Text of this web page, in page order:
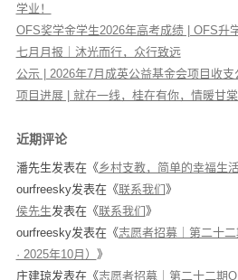
学业！
OFS奖学金学生2026年高考成绩 | OFS升
七月月报｜沐光而行，众行致远
公示 | 2026年7月成英公益基金会项目收支
项目进展 | 就在一线，桂在有你，情暖甘棠
近期评论
潘先生发表在《乡村支教，简单的幸福生
ourfreesky发表在《联系我们 》
侯先生发表在《联系我们 》
ourfreesky发表在《志愿者招募｜第二十
· 2025年10月） 》
庄建琼发表在《志愿者招募｜第二十二期